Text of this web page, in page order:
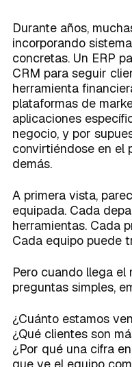
Durante años,
incorporando
concretas. Un ERP
CRM para seguir
herramienta
plataformas de
aplicaciones
negocio, y por
convirtiéndose en el
demás.
A primera vista,
equipada. Cada
herramientas. Cada
Cada equipo puede
Pero cuando llega
preguntas simples,
¿Cuánto estamos
¿Qué clientes son
¿Por qué una cifra